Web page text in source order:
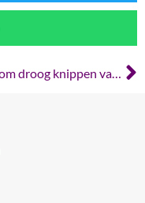
Waarom droog knippen vaak beter werkt bij krullen | KrullenTemmer